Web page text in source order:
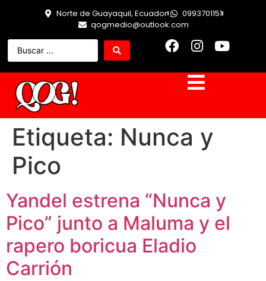
Norte de Guayaquil, Ecuador
0993701151
qogmedio@outlook.com
Etiqueta: Nunca y
Pico
Yandel estrena “Nunca y
Pico” junto a Maluma y el
rapero boricua Eladio
Carrión